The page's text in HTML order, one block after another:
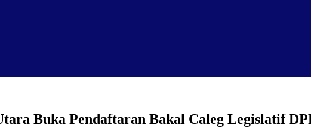
Buka Pendaftaran Bakal Caleg Legislatif